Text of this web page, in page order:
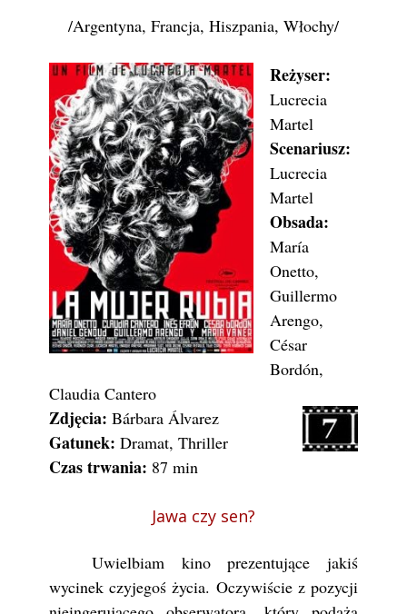
/Argentyna, Francja, Hiszpania, Włochy/
Reżyser:
Lucrecia
Martel
Scenariusz:
Lucrecia
Martel
Obsada:
María
Onetto,
Guillermo
Arengo,
César
Bordón,
Claudia Cantero
Zdjęcia: Bárbara Álvarez
Gatunek: Dramat, Thriller
Czas trwania: 87 min
Jawa czy sen?
Uwielbiam kino prezentujące jakiś
wycinek czyjegoś życia. Oczywiście z pozycji